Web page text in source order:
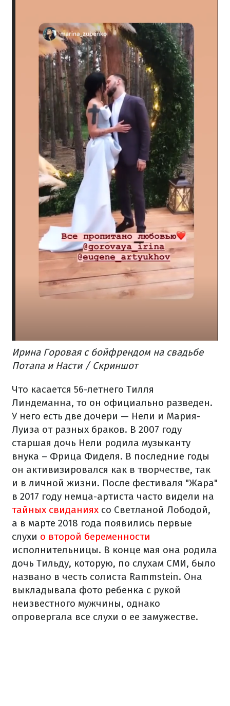
Ирина Горовая с бойфрендом на свадьбе
Потапа и Насти / Скриншот
Что касается 56-летнего Тилля
Линдеманна, то он официально разведен.
У него есть две дочери — Нели и Мария-
Луиза от разных браков. В 2007 году
старшая дочь Нели родила музыканту
внука – Фрица Фиделя. В последние годы
он активизировался как в творчестве, так
и в личной жизни. После фестиваля "Жара"
в 2017 году немца-артиста часто видели на
тайных свиданиях со Светланой Лободой,
а в марте 2018 года появились первые
слухи о второй беременности
исполнительницы. В конце мая она родила
дочь Тильду, которую, по слухам СМИ, было
названо в честь солиста Rammstein. Она
выкладывала фото ребенка с рукой
неизвестного мужчины, однако
опровергала все слухи о ее замужестве.